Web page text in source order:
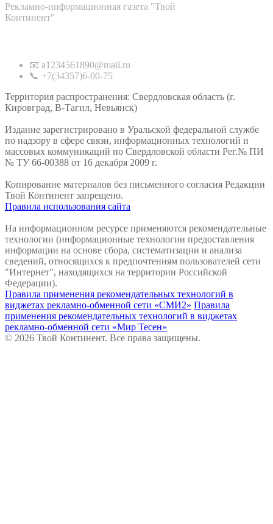
Рекламно-информационная газета "Твой
Континент"
📧 a1234561890@mail.ru
📞 +7(34357)6-00-75
Территория распространения: Свердловская область (г.
Кировград, В-Тагил, Невьянск)
Издание зарегистрировано в Уральской федеральной службе
по надзору в сфере связи, информационных технологий и
массовых коммуникаций по Свердловской области Рег.№ ПИ
№ ТУ 66-00388 от 16 декабря 2009 г.
Копирование материалов без письменного согласия Редакции
Твой Континент запрещено.
Правила использования сайта
На информационном ресурсе применяются рекомендательные
технологии (информационные технологии предоставления
информации на основе сбора, систематизации и анализа
сведений, относящихся к предпочтениям пользователей сети
"Интернет", находящихся на территории Российской
Федерации).
Правила применения рекомендательных технологий в
виджетах рекламно-обменной сети «СМИ2» Правила
применения рекомендательных технологий в виджетах
рекламно-обменной сети «Мир Тесен»
© 2026 Твой Континент. Все права защищены.